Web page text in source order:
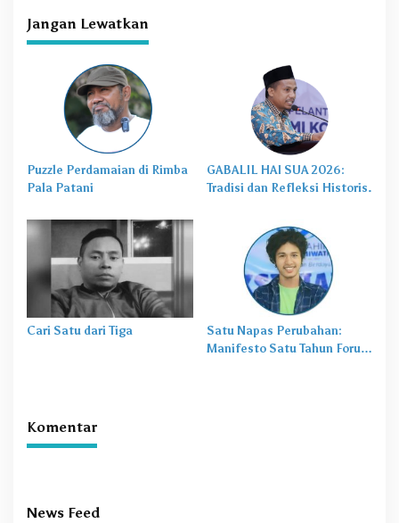
Jangan Lewatkan
Puzzle Perdamaian di Rimba
Pala Patani
GABALIL HAI SUA 2026:
Tradisi dan Refleksi Historis.
Cari Satu dari Tiga
Satu Napas Perubahan:
Manifesto Satu Tahun Forum
Komentar
News Feed